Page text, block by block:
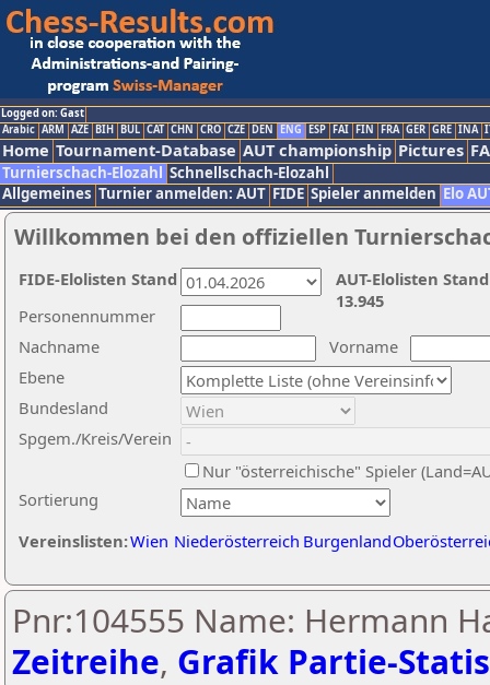
Logged on: Gast
Arabic ARM AZE BIH BUL CAT CHN CRO CZE DEN ENG ESP FAI FIN FRA GER GRE INA
Home Tournament-Database AUT championship Pictures
Turnierschach-Elozahl Schnellschach-Elozahl
Allgemeines Turnier anmelden: AUT FIDE Spieler anmelden Elo
Willkommen bei den offiziellen
Nachname
Vorname
Ebene
Sortierung
Personennummer
Bundesland
Spgem./Kreis/Verein
Nur "österreichische" Spieler
Vereinslisten:Wien Niederösterreich Burgenland
AUT-Elolisten
13.945
FIDE-Elolisten Stand
Pnr:104555 Name: Hermann
Zeitreihe, Grafik Partie-